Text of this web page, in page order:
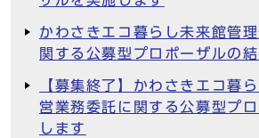
かわさきエコ暮らし未来館管
関する公募型プロポーザルの
【募集終了】かわさきエコ暮
営業務委託に関する公募型プ
します